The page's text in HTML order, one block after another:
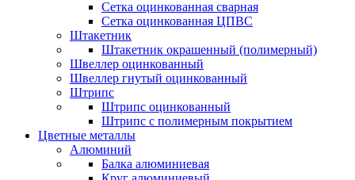
Сетка оцинкованная сварная
Сетка оцинкованная ЦПВС
Штакетник
Штакетник окрашенный (полимерный)
Швеллер оцинкованный
Швеллер гнутый оцинкованный
Штрипс
Штрипс оцинкованный
Штрипс с полимерным покрытием
Цветные металлы
Алюминий
Балка алюминиевая